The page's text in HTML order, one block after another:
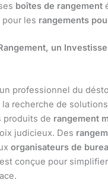
boîtes de rangement
pour les rangements
un
professionnel du
recherche de
produits de rangement
judicieux. Des
organisateurs de
conçue pour